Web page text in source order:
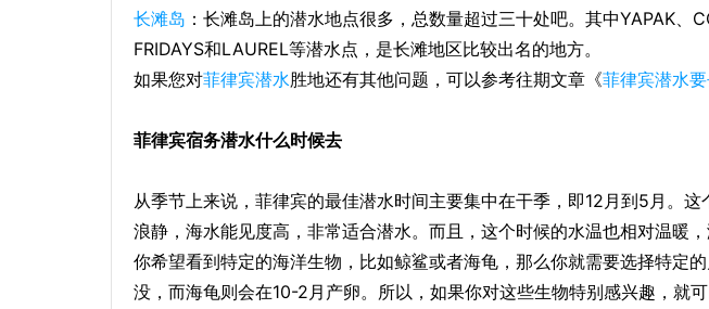
长滩岛 ：长滩岛上的潜水地点很多，总数量超过三十处吧。其中YAPAK、
FRIDAYS和LAUREL等潜水点，是长滩地区比较出名的地方。
如果您对菲律宾潜水胜地还有其他问题，可以参考往期文章《菲律宾潜水
菲律宾宿务潜水什么时候去
从季节上来说，菲律宾的最佳潜水时间主要集中在干季，即12月到5月。
浪静，海水能见度高，非常适合潜水。而且，这个时候的水温也相对温暖
你希望看到特定的海洋生物，比如鲸鲨或者海龟，那么你就需要选择特定
没，而海龟则会在10-2月产卵。所以，如果你对这些生物特别感兴趣，就